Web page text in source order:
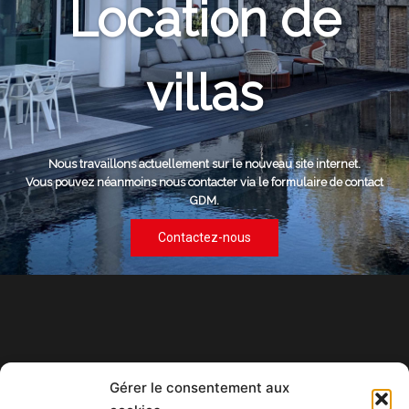
Gérer le consentement aux
Location de
villas
Nous travaillons actuellement sur le nouveau site internet.
Vous pouvez néanmoins nous contacter via le formulaire de contact
GDM.
Contactez-nous